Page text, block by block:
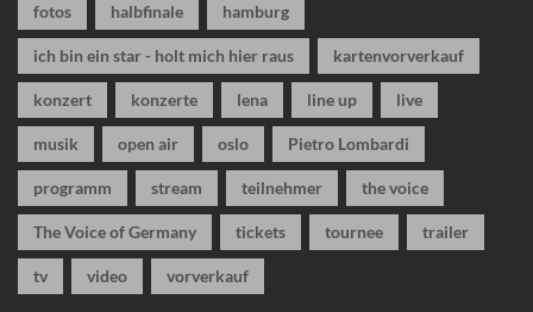
fotos halbfinale hamburg
ich bin ein star - holt mich hier raus kartenvorverkauf
konzert konzerte lena line up live
musik open air oslo Pietro Lombardi
programm stream teilnehmer the voice
The Voice of Germany tickets tournee trailer
tv video vorverkauf